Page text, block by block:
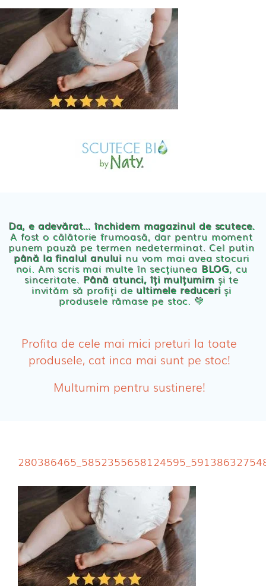
Skip
content
PRODUSE BEBE
Servetele umede ecologice
Cosmetice BEBE
Olita Bio Naty
PRODUSE FEMEI
Absorbante Post-Natale
Absorbante Incontinenta Urinara
Da, e adevărat… închidem magazinul de scutece.
A fost o călătorie frumoasă, dar pentru moment
punem pauză pe termen nedeterminat. Cel putin
până la finalul anului nu vom mai avea stocuri
noi. Am scris mai multe în secțiunea BLOG, cu
sinceritate. Până atunci, îți mulțumimși te
invităm să profiți de ultimele reduceriși
produsele rămase pe stoc. 💛
Profita de cele mai mici preturi la toate
produsele, cat inca mai sunt pe stoc!
Multumim pentru sustinere!